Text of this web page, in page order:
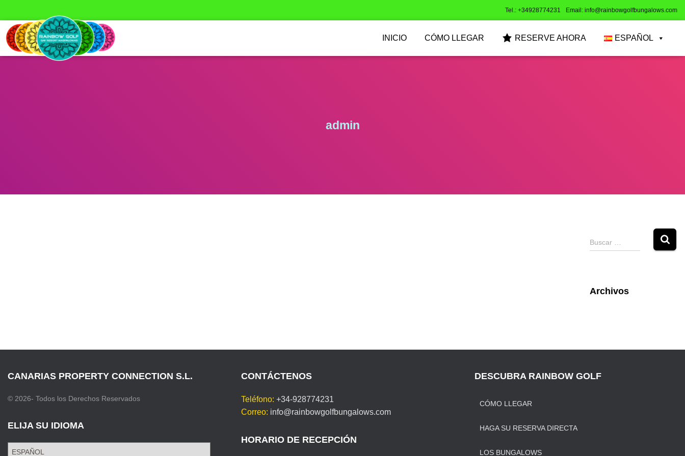
Tel.: +34928774231 Email: info@rainbowgolfbungalows.com
INICIO CÓMO LLEGAR RESERVE AHORA ESPAÑOL
admin
B
u
r
Buscar …
Archivos
CANARIAS PROPERTY CONNECTION S.L.
© 2026- Todos los Derechos Reservados
ELIJA SU IDIOMA
CONTÁCTENOS
Teléfono: +34-928774231
Correo: info@rainbowgolfbungalows.com
HORARIO DE RECEPCIÓN
DESCUBRA RAINBOW GOLF
CÓMO LLEGAR
HAGA SU RESERVA DIRECTA
LOS BUNGALOWS